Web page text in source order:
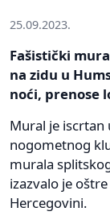
25.09.2023.
Fašistički
na zidu u
noći, prenose
Mural je iscrtan
nogometnog
murala
izazvalo je
Hercegovini.